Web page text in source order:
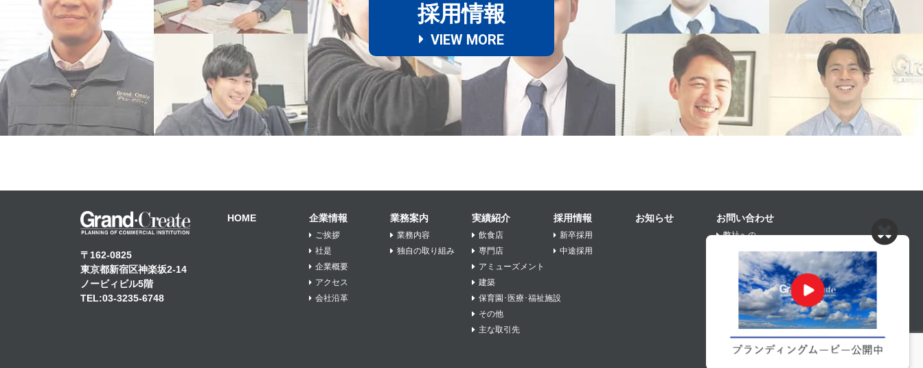
採用情報
VIEW MORE
〒162-0825
東京都新宿区神楽坂2-14
ノービィビル5階
TEL:03-3235-6748
HOME 企業情報
ご挨拶
社是
企業概要
アクセス
会社沿革
業務案内
業務内容
独自の取り組み
実績紹介
飲食店
専門店
アミューズメント
建築
保育園･医療･福祉施設
その他
主な取引先
採用情報
新卒採用
中途採用
お知らせ お問い合わせ
弊社への
協力業者募集の
お問い合わせの方はこちら
プライバシーポリシー
Copyright © Grand Create, Inc. All rights reserved.